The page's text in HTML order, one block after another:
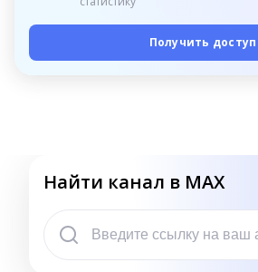
Получить доступ
Найти канал в MAX